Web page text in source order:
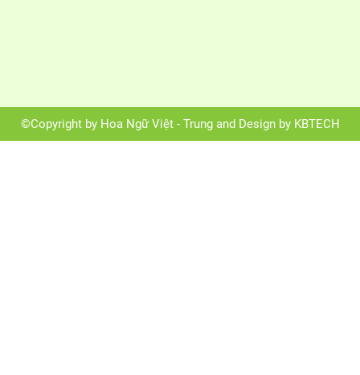
©Copyright by Hoa Ngữ Việt - Trung and Design by KBTECH